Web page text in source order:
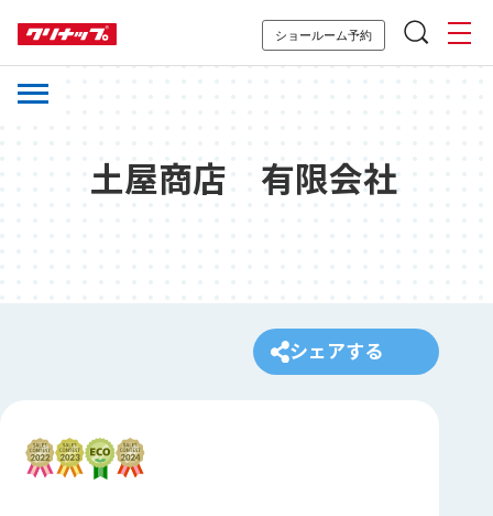
ショールーム予約
土屋商店 有限会社
シェアする